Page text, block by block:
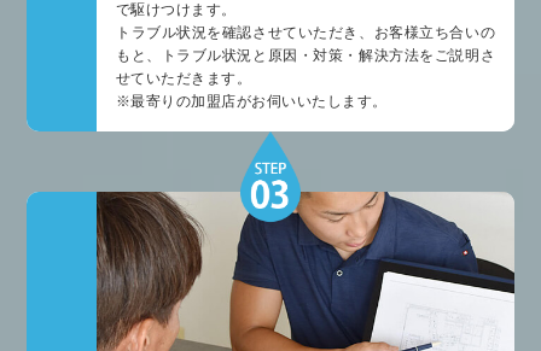
で駆けつけます。
トラブル状況を確認させていただき、お客様立ち合いの
もと、トラブル状況と原因・対策・解決方法をご説明さ
せていただきます。
※最寄りの加盟店がお伺いいたします。